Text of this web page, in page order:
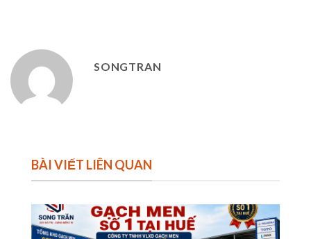
SONGTRAN
BÀI VIẾT LIÊN QUAN